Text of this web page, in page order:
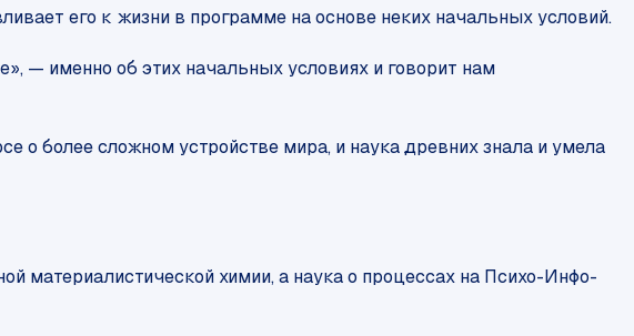
его к жизни в программе на основе неких начальных условий.
— именно об этих начальных условиях и говорит нам
о более сложном устройстве мира, и наука древних знала и умела
материалистической химии, а наука о процессах на Психо-Инфо-